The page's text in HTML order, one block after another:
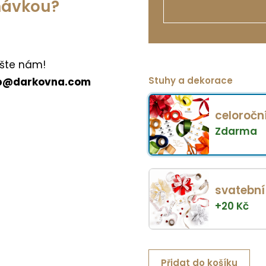
nám!
Stuhy a dekorace
Zdarma
svatební
+20 Kč
Přidat do košíku